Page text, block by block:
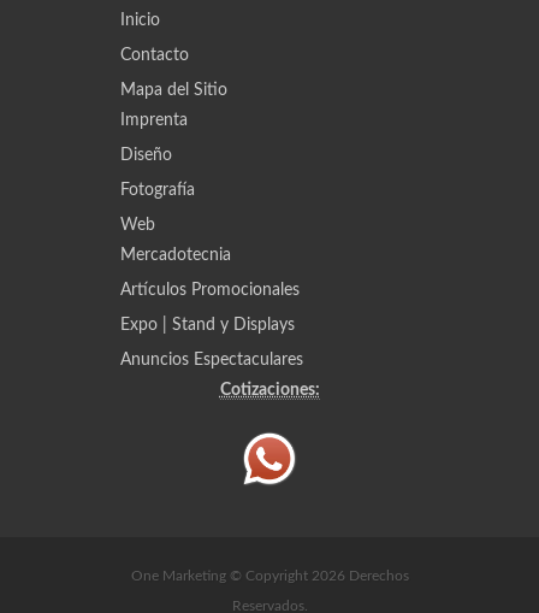
Inicio
Contacto
Mapa del Sitio
Imprenta
Diseño
Fotografía
Web
Mercadotecnia
Artículos Promocionales
Expo | Stand y Displays
Anuncios Espectaculares
Cotizaciones:
One Marketing © Copyright 2026 Derechos
Reservados.